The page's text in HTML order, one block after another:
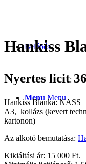
Belépés
Menu Menu
Hankiss
Nyertes licit:
Hankiss Blanka: NASS
A3, kollázs (kevert
kartonon)
Az alkotó bemutatása:
Kikiáltási ár: 15 000 Ft.